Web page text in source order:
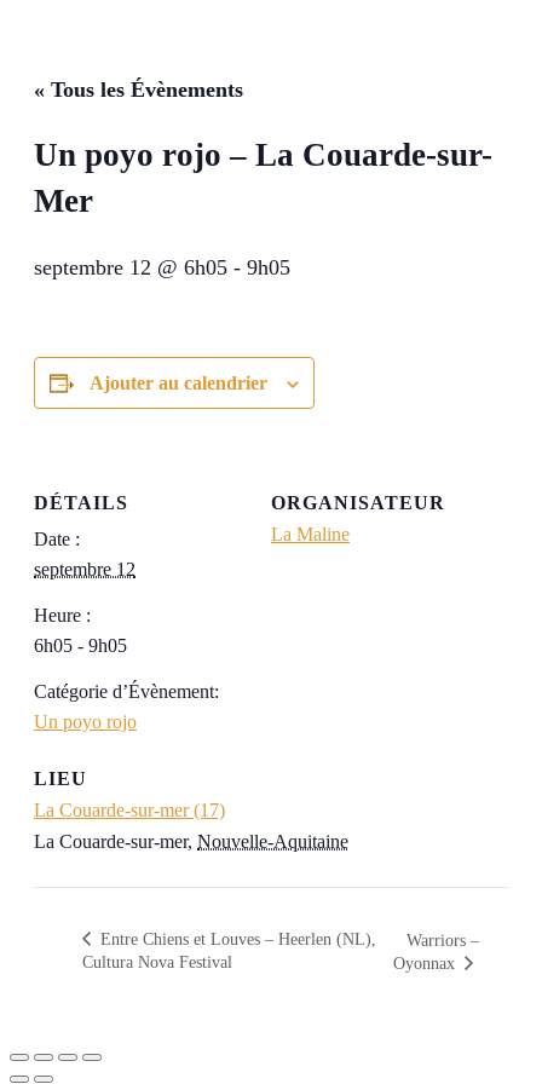
« Tous les Évènements
Un poyo rojo – La Couarde-sur-
Mer
septembre 12 @ 6h05 - 9h05
Ajouter au calendrier
DÉTAILS
Date :
septembre 12
Heure :
6h05 - 9h05
Catégorie d’Évènement:
Un poyo rojo
LIEU
La Couarde-sur-mer (17)
La Couarde-sur-mer, Nouvelle-Aquitaine
ORGANISATEUR
La Maline
Entre Chiens et Louves – Heerlen (NL),
Cultura Nova Festival
Warriors –
Oyonnax